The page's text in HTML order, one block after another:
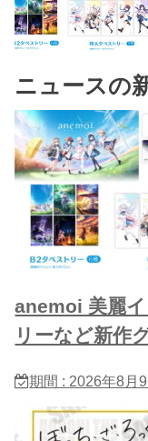
ニュースの
anemoi 美麗
リーなど新作
期間 : 2026年8月